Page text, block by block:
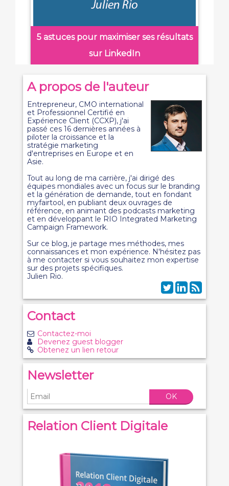
5 astuces pour maximiser ses résultats
sur LinkedIn
A propos de l'auteur
Entrepreneur, CMO international
et Professionnel Certifié en
Expérience Client (CCXP), j'ai
passé ces 16 dernières années à
piloter la croissance et la
stratégie marketing
d'entreprises en Europe et en
Asie.
Tout au long de ma carrière, j'ai dirigé des
équipes mondiales avec un focus sur le branding
et la génération de demande, tout en fondant
myfairtool, en publiant deux ouvrages de
référence, en animant des podcasts marketing
et en développant le RIO Integrated Marketing
Campaign Framework.
Sur ce blog, je partage mes méthodes, mes
connaissances et mon expérience. N'hésitez pas
à me contacter si vous souhaitez mon expertise
sur des projets spécifiques.
Julien Rio.
Contact
Contactez-moi
Devenez guest blogger
Obtenez un lien retour
Newsletter
OK
Relation Client Digitale